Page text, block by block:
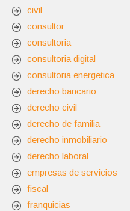
civil
consultor
consultoria
consultoria digital
consultoria energetica
derecho bancario
derecho civil
derecho de familia
derecho inmobiliario
derecho laboral
empresas de servicios
fiscal
franquicias